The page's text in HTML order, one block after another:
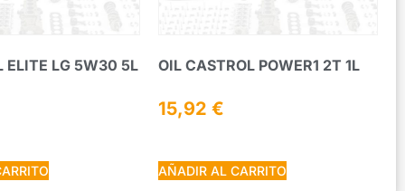
ELITE LG 5W30 5L OIL CASTROL POWER1 2T 1L
15,92€
AÑADIR AL CARRITO